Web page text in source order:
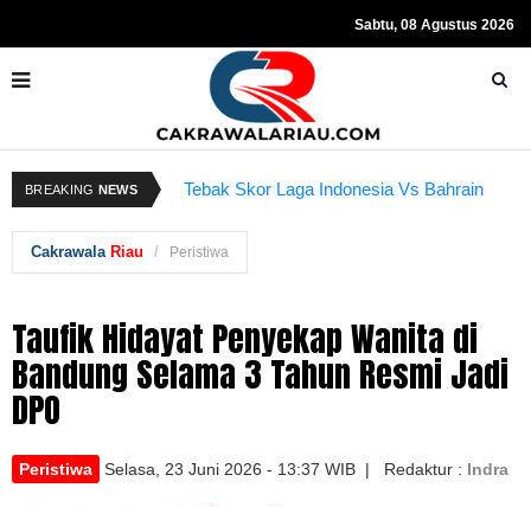
Sabtu, 08 Agustus 2026
BREAKING NEWS
Tebak Skor Laga Indonesia Vs Bahrain
Resmi Ditahan KPK, Hasto Kristiyanto
Cakrawala Riau Peristiwa
Taufik Hidayat Penyekap Wanita di
Bandung Selama 3 Tahun Resmi Jadi
DPO
Peristiwa Selasa, 23 Juni 2026 - 13:37 WIB | Redaktur : Indra